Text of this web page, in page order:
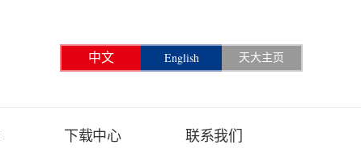
中文 English 天大主页
下载中心 联系我们